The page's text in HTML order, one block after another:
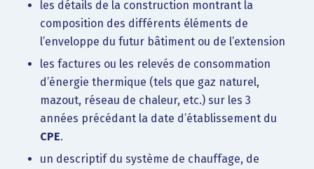
les détails de la construction montrant la
composition des différents éléments de
l’enveloppe du futur bâtiment ou de l’extension
les factures ou les relevés de consommation
d’énergie thermique (tels que gaz naturel,
mazout, réseau de chaleur, etc.) sur les 3
années précédant la date d’établissement du
CPE.
un descriptif du système de chauffage, de